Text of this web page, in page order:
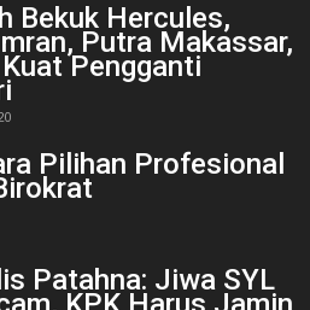
Bekuk Hercules,
Putra Makassar,
Pengganti
Pilihan Profesional
Patahna: Jiwa SYL